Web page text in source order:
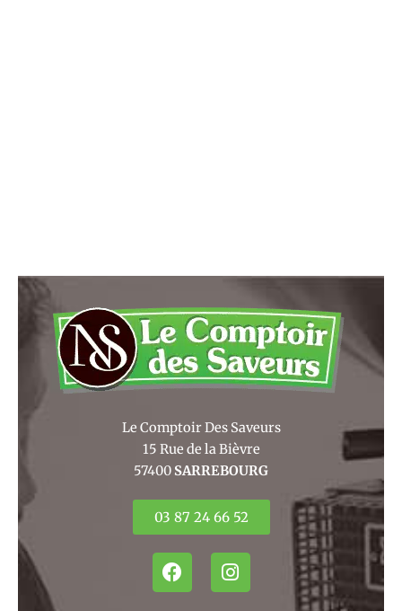
Le Comptoir Des Saveurs
15 Rue de la Bièvre
57400 SARREBOURG
03 87 24 66 52
F
a
I
n